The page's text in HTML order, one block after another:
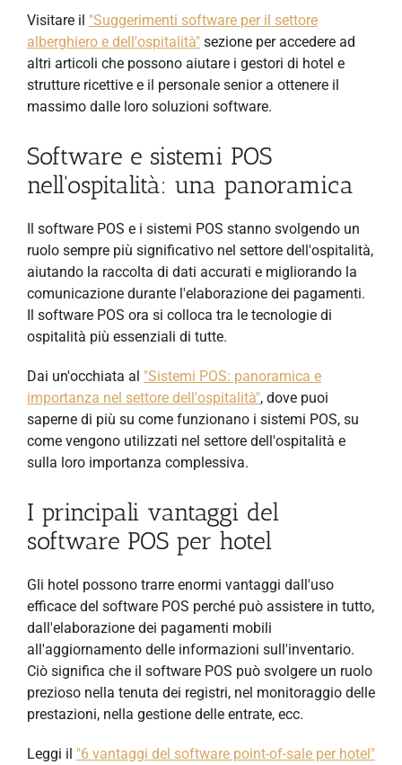
Visitare il "Suggerimenti software per il settore
alberghiero e dell'ospitalità" sezione per accedere ad
altri articoli che possono aiutare i gestori di hotel e
strutture ricettive e il personale senior a ottenere il
massimo dalle loro soluzioni software.
Software e sistemi POS
nell'ospitalità: una panoramica
Il software POS e i sistemi POS stanno svolgendo un
ruolo sempre più significativo nel settore dell'ospitalità,
aiutando la raccolta di dati accurati e migliorando la
comunicazione durante l'elaborazione dei pagamenti.
Il software POS ora si colloca tra le tecnologie di
ospitalità più essenziali di tutte.
Dai un'occhiata al "Sistemi POS: panoramica e
importanza nel settore dell'ospitalità", dove puoi
saperne di più su come funzionano i sistemi POS, su
come vengono utilizzati nel settore dell'ospitalità e
sulla loro importanza complessiva.
I principali vantaggi del
software POS per hotel
Gli hotel possono trarre enormi vantaggi dall'uso
efficace del software POS perché può assistere in tutto,
dall'elaborazione dei pagamenti mobili
all'aggiornamento delle informazioni sull'inventario.
Ciò significa che il software POS può svolgere un ruolo
prezioso nella tenuta dei registri, nel monitoraggio delle
prestazioni, nella gestione delle entrate, ecc.
Leggi il "6 vantaggi del software point-of-sale per hotel"